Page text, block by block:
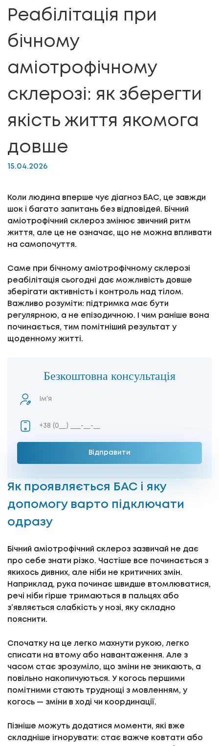
Реабілітація при
бічному
аміотрофічному
склерозі: як зберегти
якість життя якомога
довше
15.04.2026
Коли людина вперше чує діагноз БАС, це завжди
шок і багато запитань без відповідей. Бічний
аміотрофічний склероз змінює звичний ритм
життя, але це не означає, що не можна впливати
на самопочуття.
Саме при бічному аміотрофічному склерозі
реабілітація сьогодні дає можливість довше
зберігати активність і контроль над тілом.
Важливо розуміти: підтримка має бути
регулярною, а не епізодичною. І чим раніше вона
починається, тим помітніший результат у
щоденному житті.
Безкоштовна консультація
Як проявляється БАС і яку
допомогу варто підключати
одразу
Бічний аміотрофічний склероз зазвичай не дає
про себе знати різко. Частіше все починається з
якихось дивних, але ніби не критичних змін.
Наприклад, рука починає швидше втомлюватися,
речі ніби гірше тримаються в пальцях або
з’являється слабкість у нозі, яку складно
пояснити.
Спочатку на це легко махнути рукою, легко
списати на втому або навантаження. Але з
часом стає зрозуміло, що зміни не зникають, а
повільно накопичуються. У когось першими
помітними стають труднощі з мовленням, у
когось — зміни в ході чи координації.
Пізніше можуть додатися моменти, які вже
складніше ігнорувати: стає важче ковтати або